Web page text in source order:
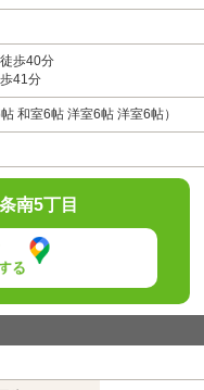
歩40分
41分
和室6帖 洋室6帖 洋室6帖）
南5丁目